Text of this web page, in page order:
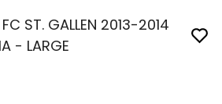
ST. GALLEN 2013-2014
- LARGE